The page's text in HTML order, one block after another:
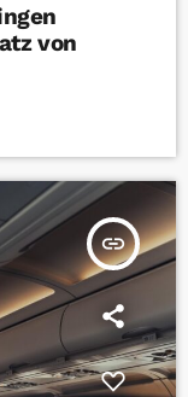
von
insert_link